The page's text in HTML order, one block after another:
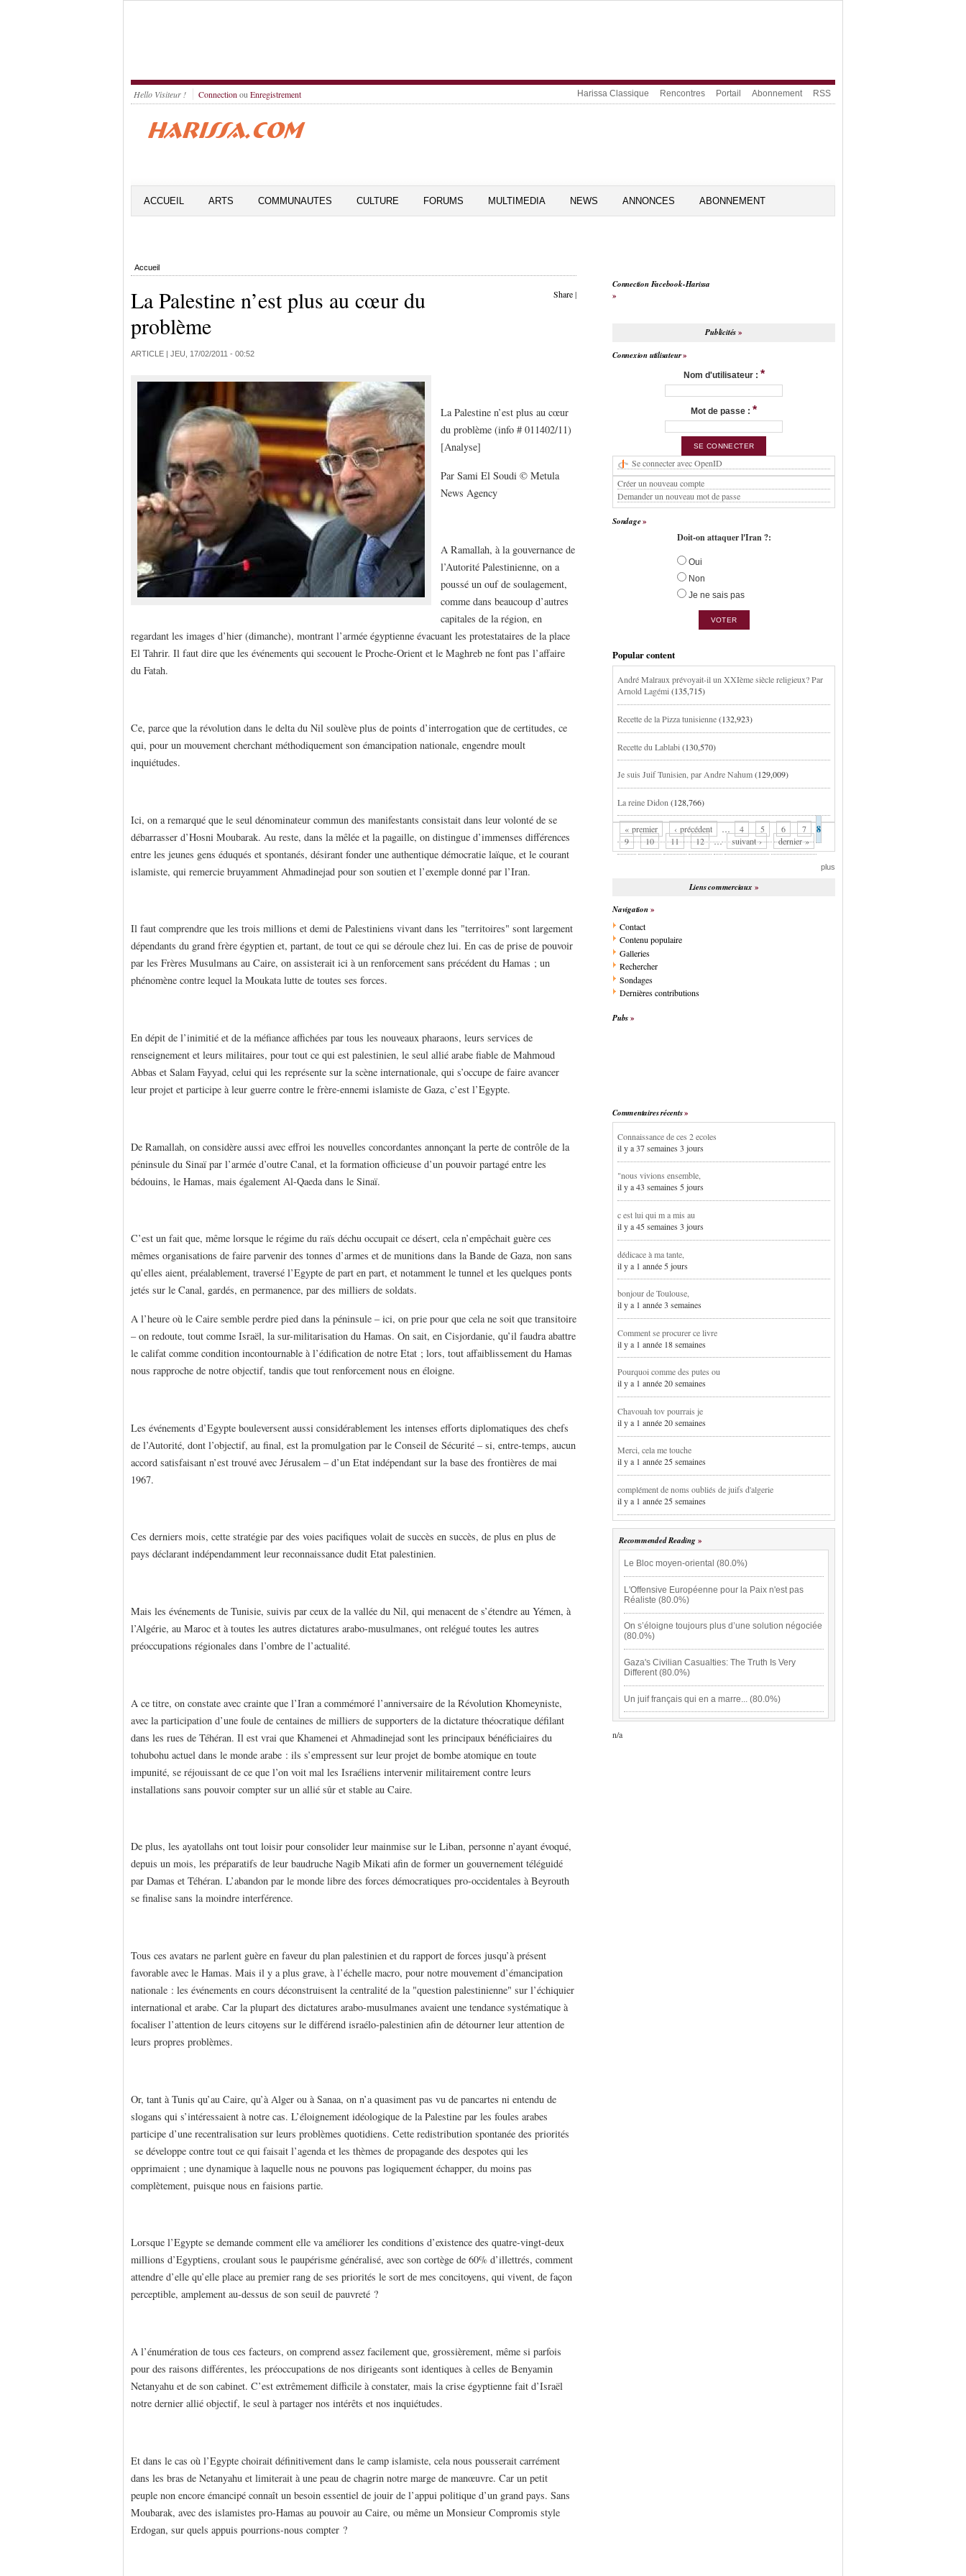
Hello Visiteur ! Connection ou Enregistrement Harissa Classique Rencontres Portail Abonnement RSS
ACCUEIL ARTS COMMUNAUTES CULTURE FORUMS MULTIMEDIA NEWS ANNONCES ABONNEMENT
Accueil
Share|
La Palestine n’est plus au cœur du
problème
ARTICLE | JEU, 17/02/2011 - 00:52
La Palestine n’est plus au cœur
du problème (info # 011402/11)
[Analyse]
Par Sami El Soudi © Metula
News Agency
A Ramallah, à la gouvernance de
l’Autorité Palestinienne, on a
poussé un ouf de soulagement,
comme dans beaucoup d’autres
capitales de la région, en
regardant les images d’hier (dimanche), montrant l’armée égyptienne évacuant les protestataires de la place
El Tahrir. Il faut dire que les événements qui secouent le Proche-Orient et le Maghreb ne font pas l’affaire
du Fatah.
Ce, parce que la révolution dans le delta du Nil soulève plus de points d’interrogation que de certitudes, ce
qui, pour un mouvement cherchant méthodiquement son émancipation nationale, engendre moult
inquiétudes.
Ici, on a remarqué que le seul dénominateur commun des manifestants consistait dans leur volonté de se
débarrasser d’Hosni Moubarak. Au reste, dans la mêlée et la pagaille, on distingue d’immenses différences
entre les jeunes gens éduqués et spontanés, désirant fonder une authentique démocratie laïque, et le courant
islamiste, qui remercie bruyamment Ahmadinejad pour son soutien et l’exemple donné par l’Iran.
Il faut comprendre que les trois millions et demi de Palestiniens vivant dans les "territoires" sont largement
dépendants du grand frère égyptien et, partant, de tout ce qui se déroule chez lui. En cas de prise de pouvoir
par les Frères Musulmans au Caire, on assisterait ici à un renforcement sans précédent du Hamas ; un
phénomène contre lequel la Moukata lutte de toutes ses forces.
En dépit de l’inimitié et de la méfiance affichées par tous les nouveaux pharaons, leurs services de
renseignement et leurs militaires, pour tout ce qui est palestinien, le seul allié arabe fiable de Mahmoud
Abbas et Salam Fayyad, celui qui les représente sur la scène internationale, qui s’occupe de faire avancer
leur projet et participe à leur guerre contre le frère-ennemi islamiste de Gaza, c’est l’Egypte.
De Ramallah, on considère aussi avec effroi les nouvelles concordantes annonçant la perte de contrôle de la
péninsule du Sinaï par l’armée d’outre Canal, et la formation officieuse d’un pouvoir partagé entre les
bédouins, le Hamas, mais également Al-Qaeda dans le Sinaï.
C’est un fait que, même lorsque le régime du raïs déchu occupait ce désert, cela n’empêchait guère ces
mêmes organisations de faire parvenir des tonnes d’armes et de munitions dans la Bande de Gaza, non sans
qu’elles aient, préalablement, traversé l’Egypte de part en part, et notamment le tunnel et les quelques ponts
jetés sur le Canal, gardés, en permanence, par des milliers de soldats.
A l’heure où le Caire semble perdre pied dans la péninsule – ici, on prie pour que cela ne soit que transitoire
– on redoute, tout comme Israël, la sur-militarisation du Hamas. On sait, en Cisjordanie, qu’il faudra abattre
le califat comme condition incontournable à l’édification de notre Etat ; lors, tout affaiblissement du Hamas
nous rapproche de notre objectif, tandis que tout renforcement nous en éloigne.
Les événements d’Egypte bouleversent aussi considérablement les intenses efforts diplomatiques des chefs
de l’Autorité, dont l’objectif, au final, est la promulgation par le Conseil de Sécurité – si, entre-temps, aucun
accord satisfaisant n’est trouvé avec Jérusalem – d’un Etat indépendant sur la base des frontières de mai
1967.
Ces derniers mois, cette stratégie par des voies pacifiques volait de succès en succès, de plus en plus de
pays déclarant indépendamment leur reconnaissance dudit Etat palestinien.
Mais les événements de Tunisie, suivis par ceux de la vallée du Nil, qui menacent de s’étendre au Yémen, à
l’Algérie, au Maroc et à toutes les autres dictatures arabo-musulmanes, ont relégué toutes les autres
préoccupations régionales dans l’ombre de l’actualité.
A ce titre, on constate avec crainte que l’Iran a commémoré l’anniversaire de la Révolution Khomeyniste,
avec la participation d’une foule de centaines de milliers de supporters de la dictature théocratique défilant
dans les rues de Téhéran. Il est vrai que Khamenei et Ahmadinejad sont les principaux bénéficiaires du
tohubohu actuel dans le monde arabe : ils s’empressent sur leur projet de bombe atomique en toute
impunité, se réjouissant de ce que l’on voit mal les Israéliens intervenir militairement contre leurs
installations sans pouvoir compter sur un allié sûr et stable au Caire.
De plus, les ayatollahs ont tout loisir pour consolider leur mainmise sur le Liban, personne n’ayant évoqué,
depuis un mois, les préparatifs de leur baudruche Nagib Mikati afin de former un gouvernement téléguidé
par Damas et Téhéran. L’abandon par le monde libre des forces démocratiques pro-occidentales à Beyrouth
se finalise sans la moindre interférence.
Tous ces avatars ne parlent guère en faveur du plan palestinien et du rapport de forces jusqu’à présent
favorable avec le Hamas. Mais il y a plus grave, à l’échelle macro, pour notre mouvement d’émancipation
nationale : les événements en cours déconstruisent la centralité de la "question palestinienne" sur l’échiquier
international et arabe. Car la plupart des dictatures arabo-musulmanes avaient une tendance systématique à
focaliser l’attention de leurs citoyens sur le différend israélo-palestinien afin de détourner leur attention de
leurs propres problèmes.
Or, tant à Tunis qu’au Caire, qu’à Alger ou à Sanaa, on n’a quasiment pas vu de pancartes ni entendu de
slogans qui s’intéressaient à notre cas. L’éloignement idéologique de la Palestine par les foules arabes
participe d’une recentralisation sur leurs problèmes quotidiens. Cette redistribution spontanée des priorités
se développe contre tout ce qui faisait l’agenda et les thèmes de propagande des despotes qui les
opprimaient ; une dynamique à laquelle nous ne pouvons pas logiquement échapper, du moins pas
complètement, puisque nous en faisions partie.
Lorsque l’Egypte se demande comment elle va améliorer les conditions d’existence des quatre-vingt-deux
millions d’Egyptiens, croulant sous le paupérisme généralisé, avec son cortège de 60% d’illettrés, comment
attendre d’elle qu’elle place au premier rang de ses priorités le sort de mes concitoyens, qui vivent, de façon
perceptible, amplement au-dessus de son seuil de pauvreté ?
A l’énumération de tous ces facteurs, on comprend assez facilement que, grossièrement, même si parfois
pour des raisons différentes, les préoccupations de nos dirigeants sont identiques à celles de Benyamin
Netanyahu et de son cabinet. C’est extrêmement difficile à constater, mais la crise égyptienne fait d’Israël
notre dernier allié objectif, le seul à partager nos intérêts et nos inquiétudes.
Et dans le cas où l’Egypte choirait définitivement dans le camp islamiste, cela nous pousserait carrément
dans les bras de Netanyahu et limiterait à une peau de chagrin notre marge de manœuvre. Car un petit
peuple non encore émancipé connaît un besoin essentiel de jouir de l’appui politique d’un grand pays. Sans
Moubarak, avec des islamistes pro-Hamas au pouvoir au Caire, ou même un Monsieur Compromis style
Erdogan, sur quels appuis pourrions-nous compter ?
Connection Facebook-Harissa
Publicités
Connexion utilisateur
Nom d'utilisateur : *
Mot de passe : *
Se connecter avec OpenID
Créer un nouveau compte
Demander un nouveau mot de passe
Sondage
Doit-on attaquer l'Iran ?:
Oui
Non
Je ne sais pas
Popular content
André Malraux prévoyait-il un XXIème siècle religieux? Par
Arnold Lagémi(135,715)
Recette de la Pizza tunisienne(132,923)
Recette du Lablabi (130,570)
Je suis Juif Tunisien, par Andre Nahum(129,009)
La reine Didon (128,766)
« premier ‹ précédent … 4 5 6 7 8
9 10 11 12 … suivant › dernier »
plus
Liens commerciaux
Navigation
Contact
Contenu populaire
Galleries
Rechercher
Sondages
Dernières contributions
Pubs
Commentaires récents
Connaissance de ces 2 ecoles
il y a 37 semaines 3 jours
"nous vivions ensemble,
il y a 43 semaines 5 jours
c est lui qui m a mis au
il y a 45 semaines 3 jours
dédicace à ma tante,
il y a 1 année 5 jours
bonjour de Toulouse,
il y a 1 année 3 semaines
Comment se procurer ce livre
il y a 1 année 18 semaines
Pourquoi comme des putes ou
il y a 1 année 20 semaines
Chavouah tov pourrais je
il y a 1 année 20 semaines
Merci, cela me touche
il y a 1 année 25 semaines
complément de noms oubliés de juifs d'algerie
il y a 1 année 25 semaines
Recommended Reading
Le Bloc moyen-oriental (80.0%)
L'Offensive Européenne pour la Paix n'est pas
Réaliste (80.0%)
On s’éloigne toujours plus d’une solution négociée
(80.0%)
Gaza's Civilian Casualties: The Truth Is Very
Different (80.0%)
Un juif français qui en a marre... (80.0%)
n/a